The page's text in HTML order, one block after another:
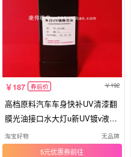
187 券后价 192
高档原料汽车车身快补UV清漆翻
膜光油接口水大灯u新UV镀v液修
复剂
淘宝好物 无品牌
5元优惠券